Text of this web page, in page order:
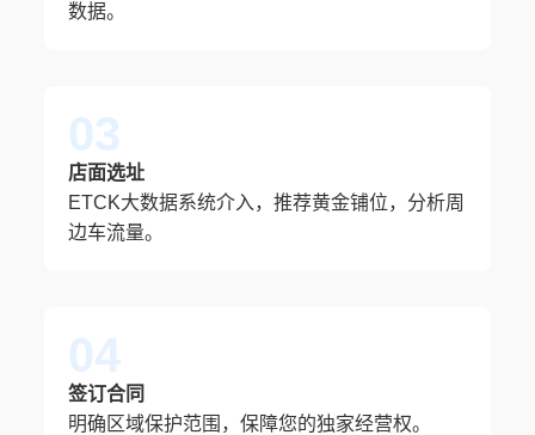
数据。
03
店面选址
ETCK大数据系统介入，推荐黄金铺位，分析周
边车流量。
04
签订合同
明确区域保护范围，保障您的独家经营权。